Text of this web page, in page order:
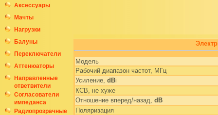
Аксессуары
Мачты
Нагрузки
Балуны
Переключатели
Аттенюаторы
Направленные
ответвители
Согласователи
импеданса
Радиопрозрачные
Модель
Рабочий диапазон частот, МГц
Усиление, dBi
КСВ, не хуже
Отношение вперед/назад, dB
Поляризация